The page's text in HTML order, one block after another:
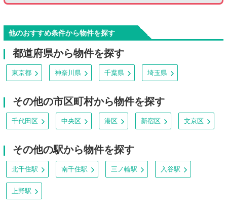
他のおすすめ条件から物件を探す
都道府県から物件を探す
東京都 神奈川県 千葉県 埼玉県
その他の市区町村から物件を探す
千代田区 中央区 港区 新宿区 文京区
その他の駅から物件を探す
北千住駅 南千住駅 三ノ輪駅 入谷駅
上野駅